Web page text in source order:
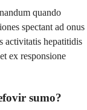
quando
spectant ad onus
activitatis hepatitidis
ex responsione
sumo?